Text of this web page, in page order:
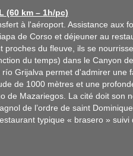
(60 km – 1h/pc)
à l'aéroport. Assistance aux
de Corso et déjeuner au
du fleuve, ils se
du temps) dans le Canyon
Grijalva permet d'admirer une
de 1000 mètres et une
de Mazariegos. La cité doit son
de l’ordre de saint
typique « brasero » suivi